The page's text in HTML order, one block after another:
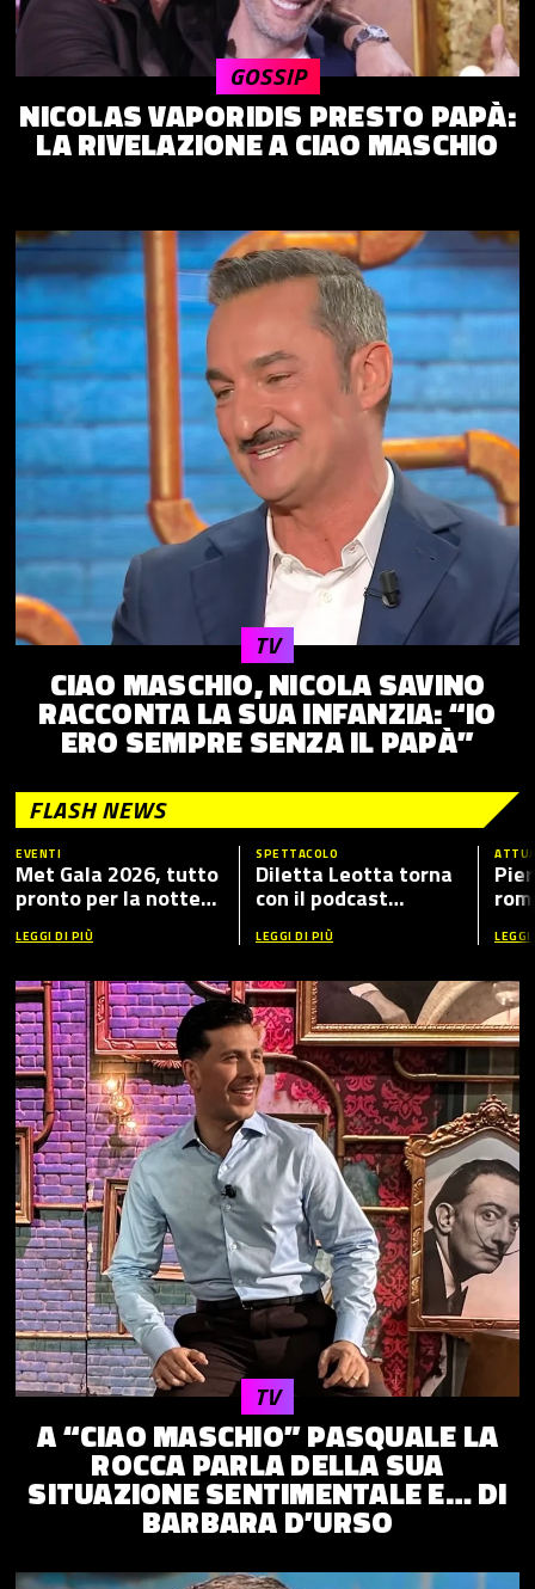
NICOLAS VAPORIDIS PRESTO PAPÀ:
LA RIVELAZIONE A CIAO MASCHIO
GOSSIP
CIAO MASCHIO, NICOLA SAVINO
RACCONTA LA SUA INFANZIA: “IO
ERO SEMPRE SENZA IL PAPÀ”
TV
FLASH NEWS
EVENTI
Met Gala 2026, tutto
pronto per la notte
più fashion dell’anno:
tema, ospiti e dove
LEGGI DI PIÙ
SPETTACOLO
Diletta Leotta torna
con il podcast
“Mamma Dilettante
5”, ecco i nuovi ospiti
LEGGI DI PIÙ
A “CIAO MASCHIO” PASQUALE LA
ROCCA PARLA DELLA SUA
SITUAZIONE SENTIMENTALE E… DI
BARBARA D’URSO
TV